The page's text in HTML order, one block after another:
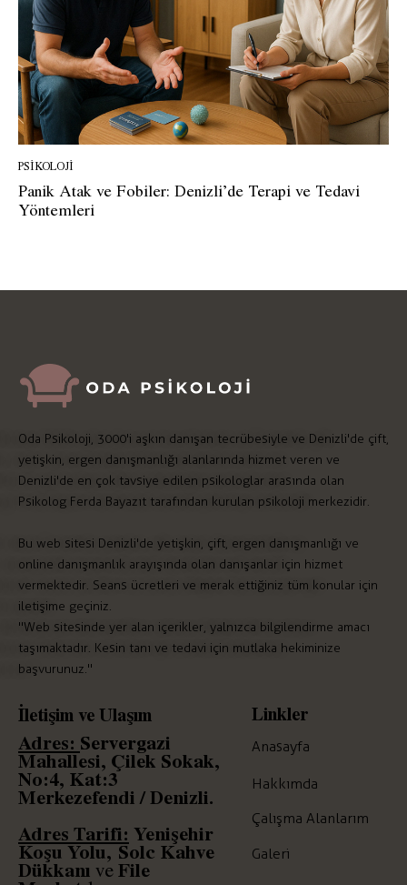
PSIKOLOJI
Panik Atak ve Fobiler: Denizli’de Terapi ve Tedavi
Yöntemleri
Oda Psikoloji, 3000'i aşkın danışan tecrübesiyle ve Denizli'de çift,
yetişkin, ergen danışmanlığı alanlarında hizmet veren ve
Denizli'de en çok tavsiye edilen psikologlar arasında olan
Psikolog Ferda Bayazıt tarafından kurulan psikoloji merkezidir.
Bu web sitesi Denizli'de yetişkin, çift, ergen danışmanlığı ve
online danışmanlık arayışında olan danışanlar için hizmet
vermektedir. Seans ücretleri ve merak ettiğiniz tüm konular için
iletişime geçiniz.
"Web sitesinde yer alan içerikler, yalnızca bilgilendirme amacı
taşımaktadır. Kesin tanı ve tedavi için mutlaka hekiminize
başvurunuz."
İletişim ve Ulaşım
Adres: Servergazi
Mahallesi, Çilek Sokak,
No:4, Kat:3
Merkezefendi / Denizli.
Adres Tarifi: Yenişehir
Koşu Yolu, Solc Kahve
Dükkanı veFile
Linkler
Anasayfa
Hakkımda
Çalışma Alanlarım
Galeri